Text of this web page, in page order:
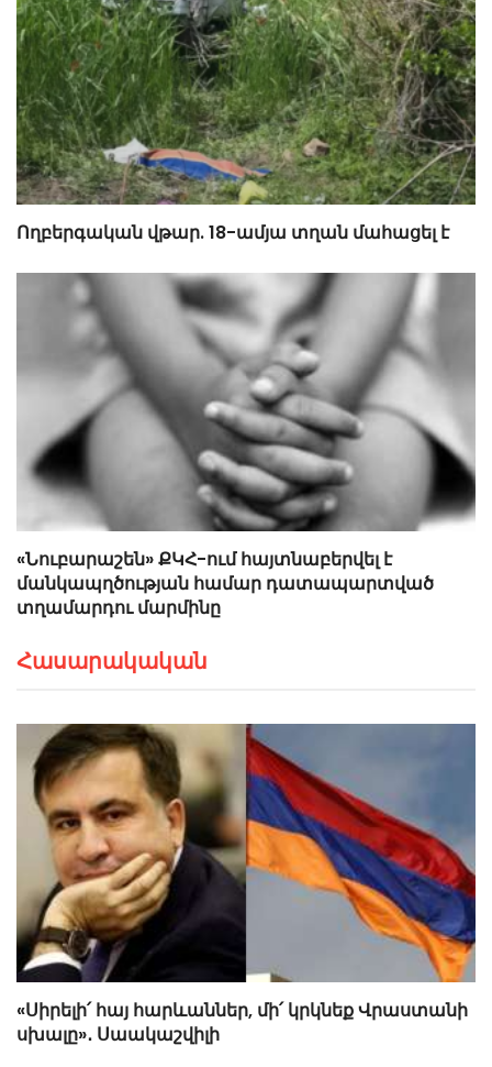
Ողբերգական վթար. 18-ամյա տղան մահացել է
«Նուբարաշեն» ՔԿՀ-ում հայտնաբերվել է
մանկապղծության համար դատապարտված
տղամարդու մարմինը
Հասարակական
«Սիրելի՛ հայ հարևաններ, մի՛ կրկնեք Վրաստանի
սխալը»․ Սաակաշվիլի